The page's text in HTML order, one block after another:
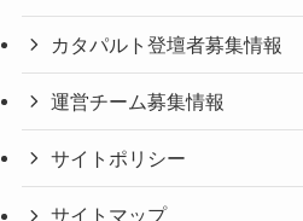
カタパルト登壇者募集情報
運営チーム募集情報
サイトポリシー
サイトマップ